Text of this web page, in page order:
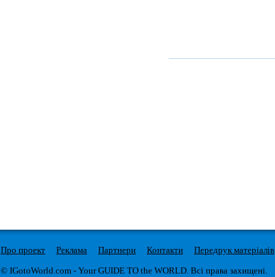
Про проект Реклама Партнери Контакти Передрук матеріалів
© IGotoWorld.com - Your GUIDE TO the WORLD. Всі права захищені.